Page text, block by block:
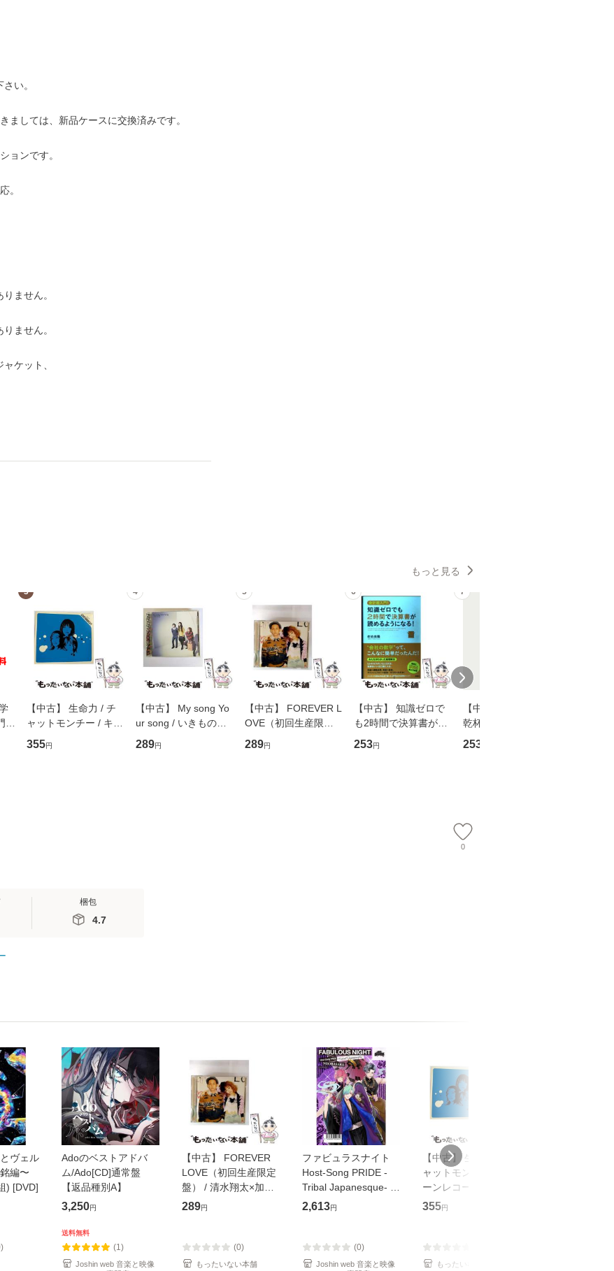
い。
ましては、新品ケースに交換済みです。
ョンです。
。
ません。
ません。
ケット、
もっと見る
3
【中古】 生命力 / チ
ャットモンチー / キュ
ーンレコード [CD]
【メール便送料無料】
355円
4
【中古】 My song Yo
ur song / いきものが
かり / [CD]【メール便
送料無料】
289円
5
【中古】 FOREVER L
OVE（初回生産限定
盤） / 清水翔太×加藤
ミリヤ / [CD]【メール
289円
6
【中古】 知識ゼロで
も2時間で決算書が読
めるようになる！ 会
計超入門！ / 佐伯 良
253円
7
【中古】 ウインクで
乾杯 (ノン・ポシェッ
ト) / 東野圭吾 / 祥伝
253
0
梱包
4.7
ヴェル
編〜
) [DVD]
Adoのベストアドバ
ム/Ado[CD]通常盤
【返品種別A】
3,250円
送料無料
(1)
Joshin web 音楽と映像
【中古】 FOREVER
LOVE（初回生産限定
盤） / 清水翔太×加藤
ミリヤ / [CD]【メール
289円
(0)
もったいない本舗
ファビュラスナイト
Host-Song PRIDE -
Tribal Japanesque- ネ
オバサラ/皇麗夢(豊永
2,613円
(0)
Joshin web 音楽と映像
【中古】 生命力 / チ
ャットモンチー / キュ
ーンレコード [CD]
【メール便送料無料】
355円
もったいない本舗